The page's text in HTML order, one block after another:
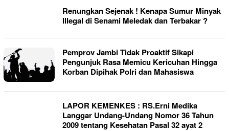
Renungkan Sejenak ! Kenapa Sumur Minyak
Illegal di Senami Meledak dan Terbakar ?
Pemprov Jambi Tidak Proaktif Sikapi
Pengunjuk Rasa Memicu Kericuhan Hingga
Korban Dipihak Polri dan Mahasiswa
LAPOR KEMENKES : RS.Erni Medika
Langgar Undang-Undang Nomor 36 Tahun
2009 tentang Kesehatan Pasal 32 ayat 2